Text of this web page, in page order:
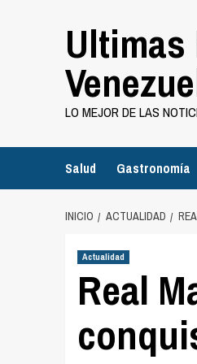
LO MEJOR DE LAS
Salud Gastronomía
INICIO ACTUALIDAD
Actualidad
Real